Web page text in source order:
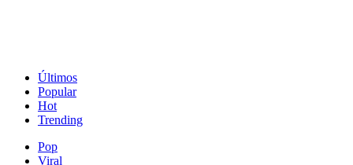
Últimos
Popular
Hot
Trending
Pop
Viral